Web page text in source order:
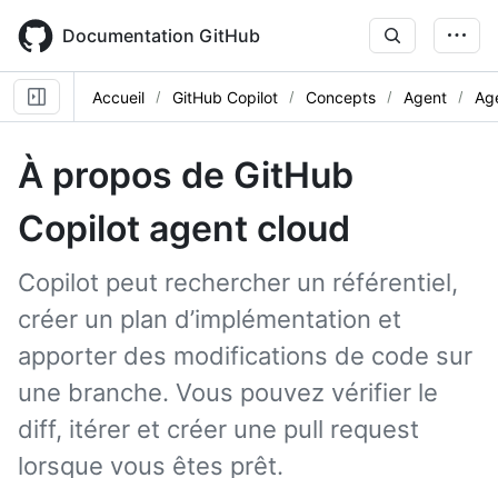
main
content
Documentation GitHub
Accueil GitHub Copilot Concepts Agent
À propos de GitHub
Copilot agent cloud
Copilot peut rechercher un référentiel,
créer un plan d’implémentation et
apporter des modifications de code sur
une branche. Vous pouvez vérifier le
diff, itérer et créer une pull request
lorsque vous êtes prêt.